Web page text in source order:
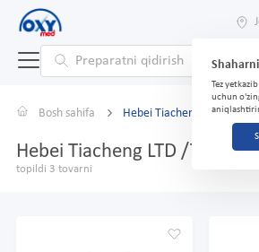
Tez
uchun
Bosh sahifa Hebei Tiacheng LTD /70/
Hebei Tiacheng LTD /70/
topildi 3 tovarni